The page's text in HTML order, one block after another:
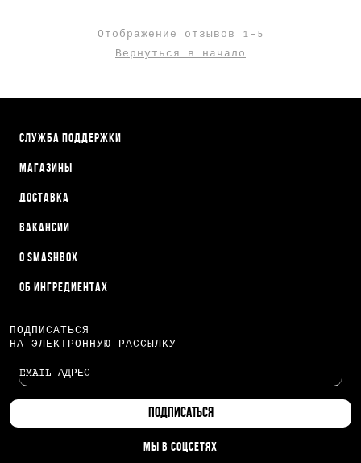
Отображение отзывов
1-5
Вернуться в начало
СЛУЖБА ПОДДЕРЖКИ
МАГАЗИНЫ
ДОСТАВКА
ВАКАНСИИ
О SMASHBOX
ОБ ИНГРЕДИЕНТАХ
ПОДПИСАТЬСЯ
НА ЭЛЕКТРОННУЮ РАССЫЛКУ
МЫ В СОЦСЕТЯХ